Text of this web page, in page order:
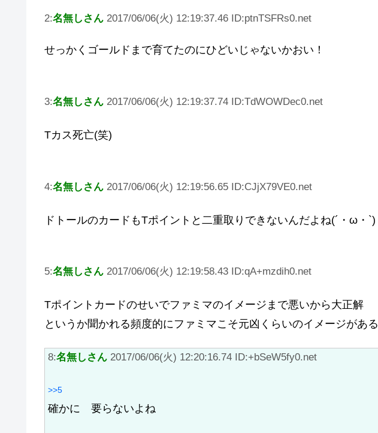
2:名無しさん 2017/06/06(火) 12:19:37.46 ID:ptnTSFRs0.net
せっかくゴールドまで育てたのにひどいじゃないかおい！
3:名無しさん 2017/06/06(火) 12:19:37.74 ID:TdWOWDec0.net
Tカス死亡(笑)
4:名無しさん 2017/06/06(火) 12:19:56.65 ID:CJjX79VE0.net
ドトールのカードもTポイントと二重取りできないんだよね(´・ω・`)
5:名無しさん 2017/06/06(火) 12:19:58.43 ID:qA+mzdih0.net
Tポイントカードのせいでファミマのイメージまで悪いから大正解
というか聞かれる頻度的にファミマこそ元凶くらいのイメージがある
8:名無しさん 2017/06/06(火) 12:20:16.74 ID:+bSeW5fy0.net
>>5
確かに 要らないよね